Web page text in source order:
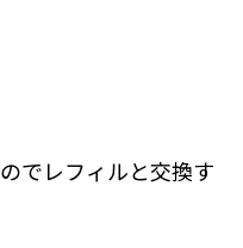
でレフィルと交換す